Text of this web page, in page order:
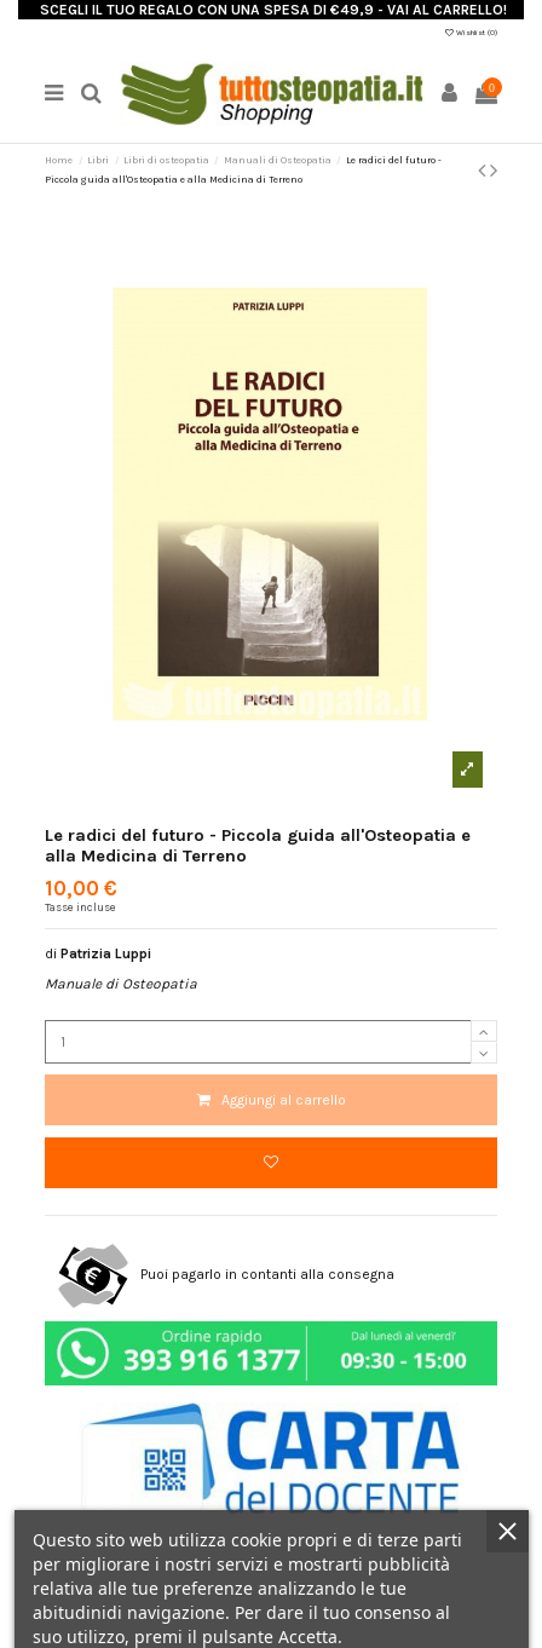
SCEGLI IL TUO REGALO CON UNA SPESA DI €49,9 - VAI AL CARRELLO!
Wishlist (0)
0
Home Libri Libri di osteopatia Manuali di Osteopatia
Le radici del futuro -
Piccola guida all'Osteopatia e alla Medicina di Terreno
Le radici del futuro - Piccola guida all'Osteopatia e
alla Medicina di Terreno
10,00 €
Tasse incluse
diPatrizia Luppi
Manuale di Osteopatia
Aggiungi al carrello
Puoi pagarlo in contanti alla consegna
Questo sito web utilizza cookie propri e di terze parti
per migliorare i nostri servizi e mostrarti pubblicità
relativa alle tue preferenze analizzando le tue
abitudinidi navigazione. Per dare il tuo consenso al
suo utilizzo, premi il pulsante Accetta.